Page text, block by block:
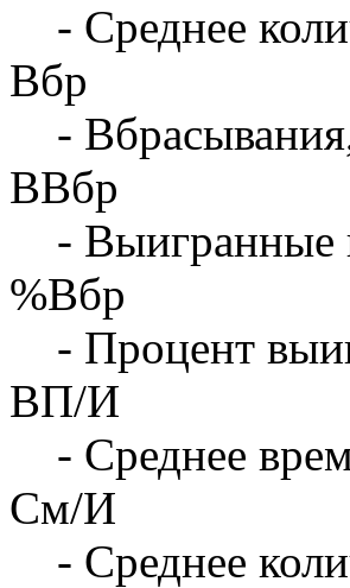
- Среднее
Вбр
-
ВВбр
- Выигранные
%Вбр
- Процент
ВП/И
- Среднее
См/И
- Среднее